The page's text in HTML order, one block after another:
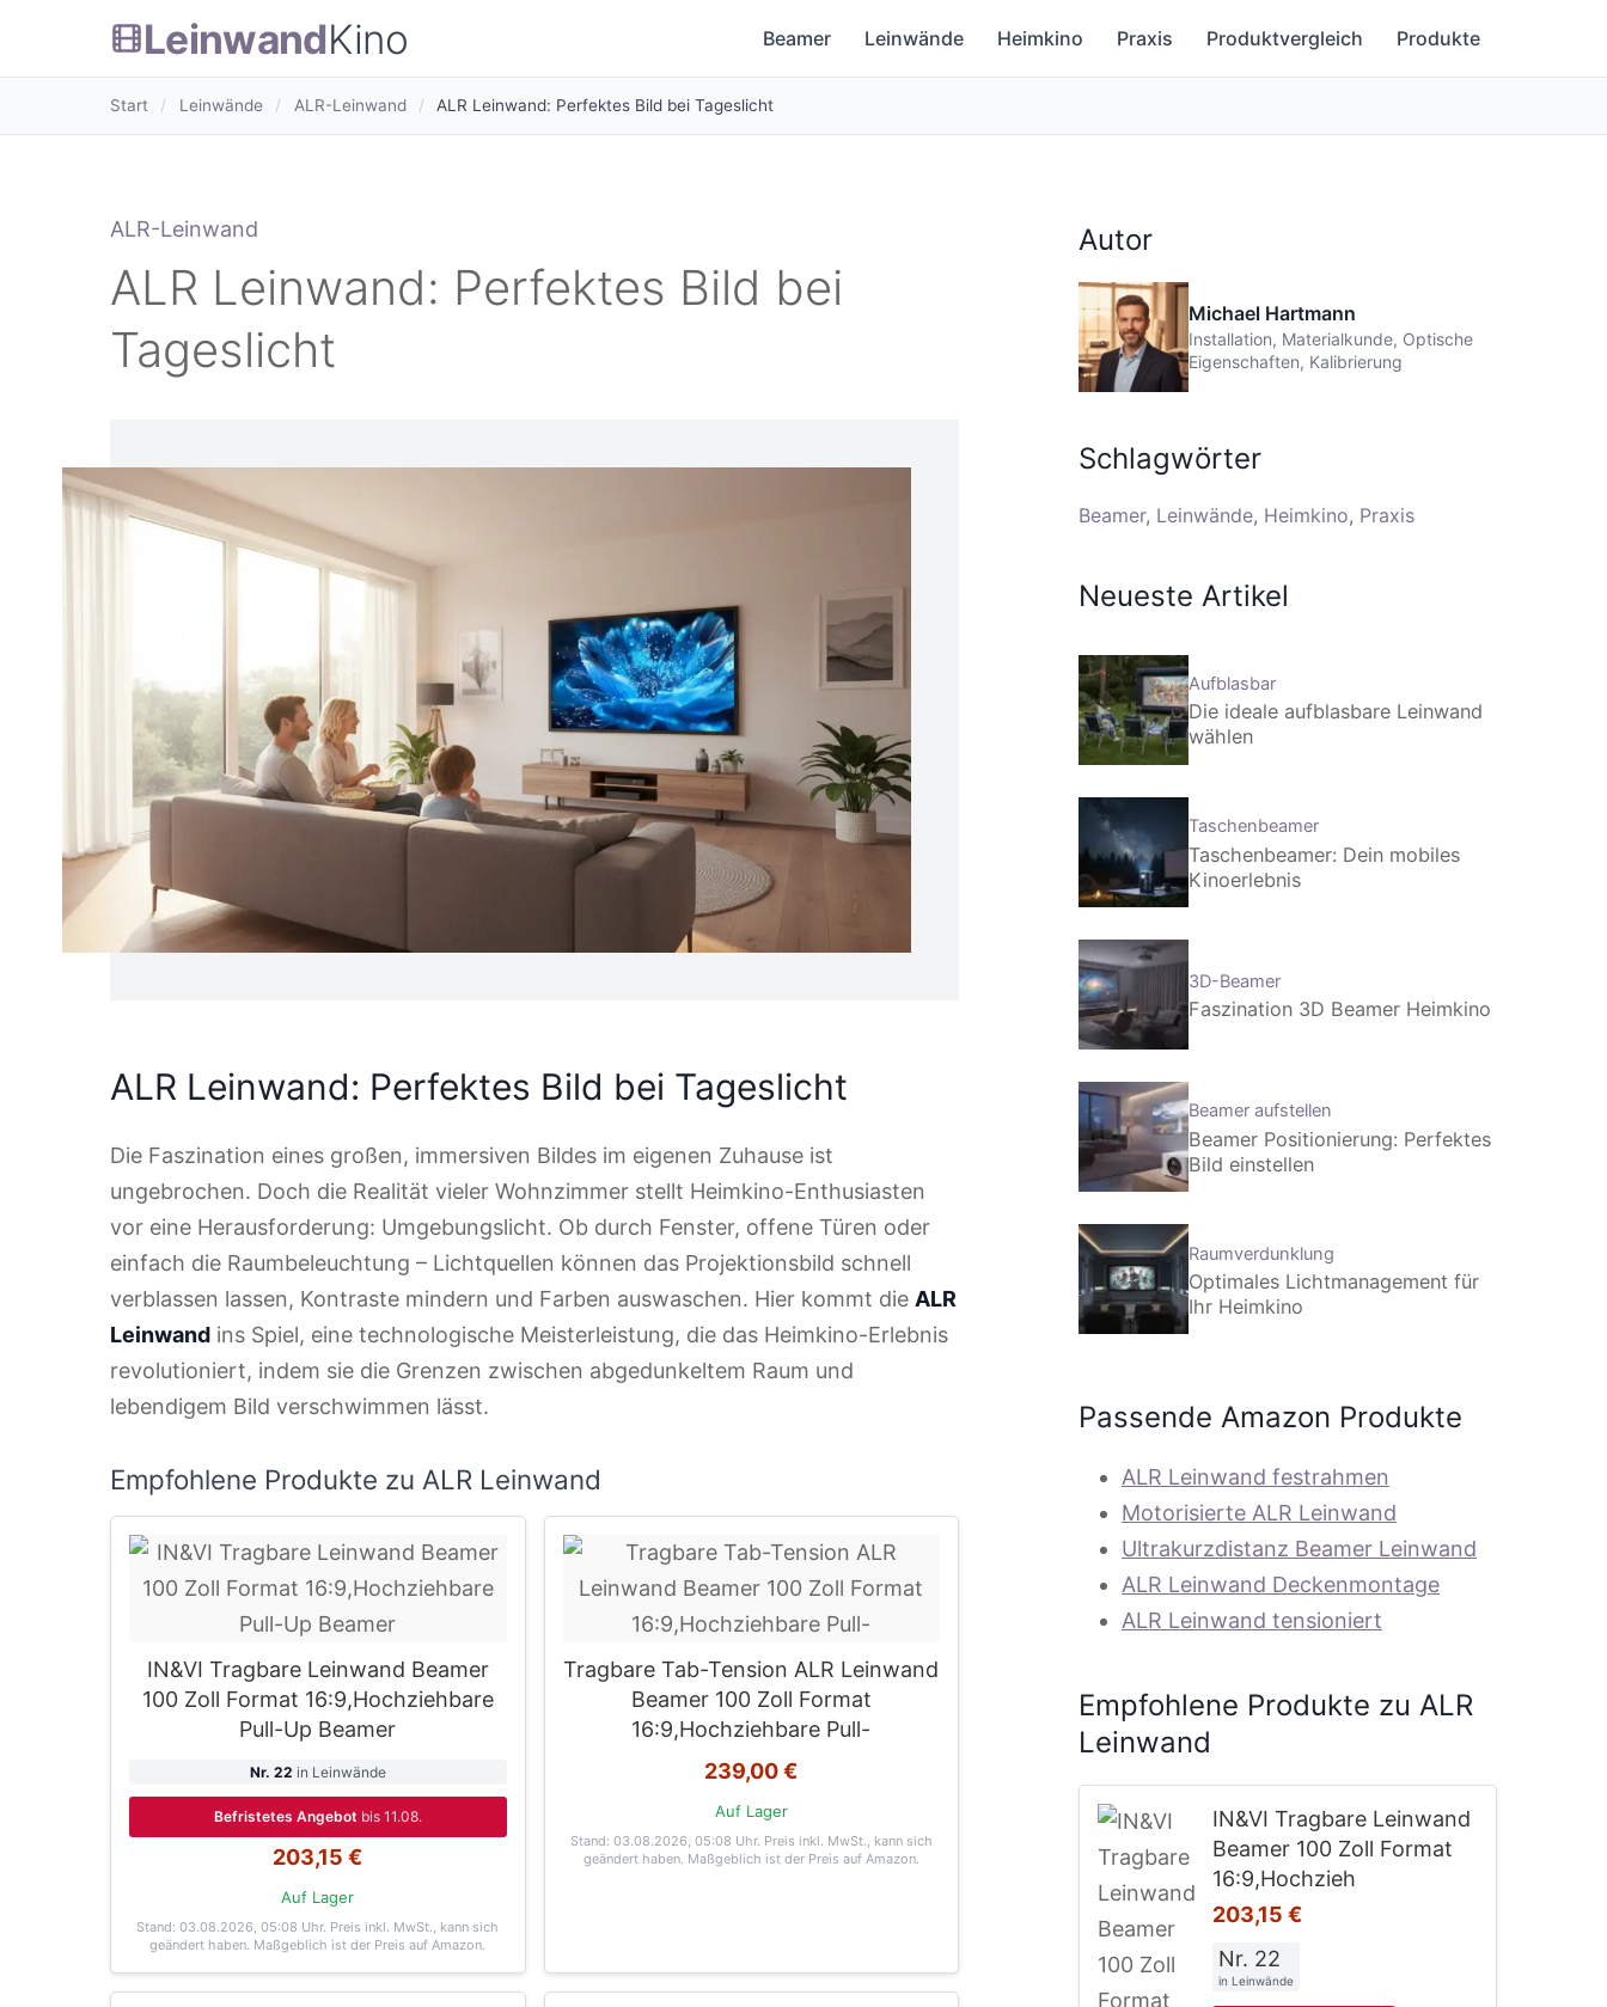
LeinwandKino Beamer Leinwände Heimkino Praxis Produktvergleich Produkte
Start / Leinwände / ALR-Leinwand / ALR Leinwand: Perfektes Bild bei Tageslicht
ALR-Leinwand
ALR Leinwand: Perfektes Bild bei
Tageslicht
ALR Leinwand: Perfektes Bild bei Tageslicht
Die Faszination eines großen, immersiven Bildes im eigenen Zuhause ist
ungebrochen. Doch die Realität vieler Wohnzimmer stellt Heimkino-Enthusiasten
vor eine Herausforderung: Umgebungslicht. Ob durch Fenster, offene Türen oder
einfach die Raumbeleuchtung – Lichtquellen können das Projektionsbild schnell
verblassen lassen, Kontraste mindern und Farben auswaschen. Hier kommt die ALR
Leinwand ins Spiel, eine technologische Meisterleistung, die das Heimkino-Erlebnis
revolutioniert, indem sie die Grenzen zwischen abgedunkeltem Raum und
lebendigem Bild verschwimmen lässt.
Empfohlene Produkte zu ALR Leinwand
IN&VI Tragbare Leinwand Beamer
100 Zoll Format 16:9,Hochziehbare
Pull-Up Beamer
Nr. 22 in Leinwände
Befristetes Angebot bis 11.08.
203,15 €
Auf Lager
Stand: 03.08.2026, 05:08 Uhr. Preis inkl. MwSt., kann sich
geändert haben. Maßgeblich ist der Preis auf Amazon.
Tragbare Tab-Tension ALR Leinwand
Beamer 100 Zoll Format
16:9,Hochziehbare Pull-
239,00 €
Auf Lager
Stand: 03.08.2026, 05:08 Uhr. Preis inkl. MwSt., kann sich
geändert haben. Maßgeblich ist der Preis auf Amazon.
Autor
Michael Hartmann
Installation, Materialkunde, Optische
Eigenschaften, Kalibrierung
Schlagwörter
Beamer Leinwände Heimkino Praxis
Neueste Artikel
Aufblasbar
Die ideale aufblasbare Leinwand
wählen
Taschenbeamer
Taschenbeamer: Dein mobiles
Kinoerlebnis
3D-Beamer
Faszination 3D Beamer Heimkino
Beamer aufstellen
Beamer Positionierung: Perfektes
Bild einstellen
Raumverdunklung
Optimales Lichtmanagement für
Ihr Heimkino
Passende Amazon Produkte
ALR Leinwand festrahmen
Motorisierte ALR Leinwand
Ultrakurzdistanz Beamer Leinwand
ALR Leinwand Deckenmontage
ALR Leinwand tensioniert
Empfohlene Produkte zu ALR
Leinwand
IN&VI Tragbare Leinwand
Beamer 100 Zoll Format
16:9,Hochzieh
203,15 €
Nr. 22
in Leinwände